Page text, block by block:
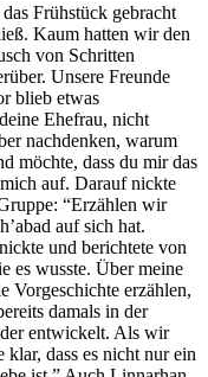
Frühstück gebracht
Kaum hatten wir den
von Schritten
Unsere Freunde
blieb etwas
Ehefrau, nicht
nachdenken, warum
möchte, dass du mir das
auf. Darauf nickte
“Erzählen wir
auf sich hat.
und berichtete von
es wusste. Über meine
Vorgeschichte erzählen,
damals in der
entwickelt. Als wir
klar, dass es nicht nur ein